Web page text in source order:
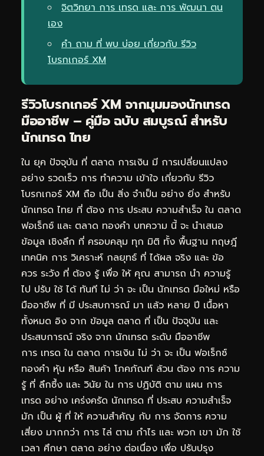
จิตวิทยา การ เทรด และ การ พัฒนา ตน
เอง
คำ ถาม ที่ พบ บ่อย เกี่ยวกับ รีวิว
โบรกเกอร์ XM
รีวิวโบรกเกอร์ XM จากมุมมองนักเทรด
มืออาชีพ – คู่มือ ฉบับ สมบูรณ์ สำหรับ
นักเทรด ไทย
ใน ยุค ปัจจุบัน ที่ ตลาด การเงิน มี การเปลี่ยนแปลง
อย่าง รวดเร็ว การ ทำความ เข้าใจ เกี่ยวกับ รีวิว
โบรกเกอร์ XM ถือ เป็น สิ่ง จำเป็น อย่าง ยิ่ง สำหรับ
นักเทรด ไทย ที่ ต้อง การ ประสบ ความสำเร็จ ใน ตลาด
ฟอเร็กซ์ และ ตลาด ทองคำ บทความ นี้ จะ นำเสนอ
ข้อมูล เชิงลึก ที่ ครอบคลุม ทุก มิติ ทั้ง พื้นฐาน ทฤษฎี
เทคนิค การ วิเคราะห์ กลยุทธ์ ที่ ได้ผล จริง และ ข้อ
ควร ระวัง ที่ ต้อง รู้ เพื่อ ให้ คุณ สามารถ นำ ความรู้
ไป ปรับ ใช้ ได้ ทันที ไม่ ว่า จะ เป็น นักเทรด มือใหม่ หรือ
มืออาชีพ ที่ มี ประสบการณ์ มา แล้ว หลาย ปี เนื้อหา
ทั้งหมด อิง จาก ข้อมูล ตลาด ที่ เป็น ปัจจุบัน และ
ประสบการณ์ จริง จาก นักเทรด ระดับ มืออาชีพ
การ เทรด ใน ตลาด การเงิน ไม่ ว่า จะ เป็น ฟอเร็กซ์
ทองคำ หุ้น หรือ สินค้า โภคภัณฑ์ ล้วน ต้อง การ ความ
รู้ ที่ ลึกซึ้ง และ วินัย ใน การ ปฏิบัติ ตาม แผน การ
เทรด อย่าง เคร่งครัด นักเทรด ที่ ประสบ ความสำเร็จ
มัก เป็น ผู้ ที่ ให้ ความสำคัญ กับ การ จัดการ ความ
เสี่ยง มากกว่า การ ไล่ ตาม กำไร และ พวก เขา มัก ใช้
เวลา ศึกษา ตลาด อย่าง ต่อเนื่อง เพื่อ ปรับปรุง